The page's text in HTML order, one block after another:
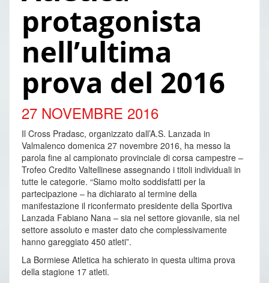
protagonista
nell’ultima
prova del 2016
27 NOVEMBRE 2016
Il Cross Pradasc, organizzato dall’A.S. Lanzada in
Valmalenco domenica 27 novembre 2016, ha messo la
parola fine al campionato provinciale di corsa campestre –
Trofeo Credito Valtellinese assegnando i titoli individuali in
tutte le categorie. “Siamo molto soddisfatti per la
partecipazione – ha dichiarato al termine della
manifestazione il riconfermato presidente della Sportiva
Lanzada Fabiano Nana – sia nel settore giovanile, sia nel
settore assoluto e master dato che complessivamente
hanno gareggiato 450 atleti”.
La Bormiese Atletica ha schierato in questa ultima prova
della stagione 17 atleti.